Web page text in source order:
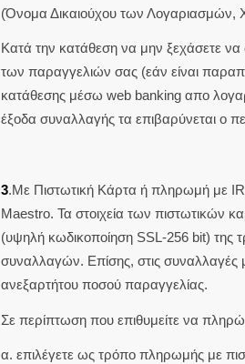
(Όνομα Δικαιούχου των Λογαριασμών,
Κατά την κατάθεση να μην ξεχάσετε να
των παραγγελιών σας (εάν είναι
κατάθεσης μέσω web banking απο
έξοδα συναλλαγής τα επιβαρύνεται ο
3.Με Πιστωτική Κάρτα ή πληρωμή με
Maestro. Τα στοιχεία των πιστωτικών
(υψηλή κωδικοποίηση SSL-256 bit) της
συναλλαγών. Επίσης, στις
ανεξαρτήτου ποσού παραγγελίας.
Σε περίπτωση που επιθυμείτε να
α. επιλέγετε ως τρόπο πληρωμής με